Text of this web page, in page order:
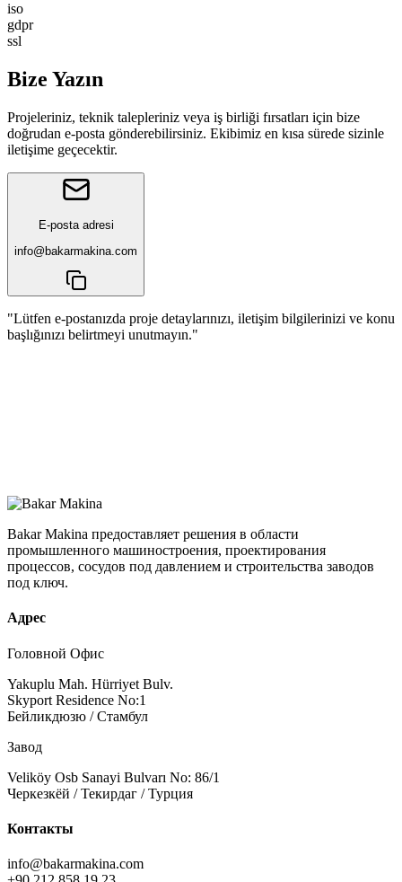
iso
gdpr
ssl
Bize Yazın
Projeleriniz, teknik talepleriniz veya iş birliği fırsatları için bize
doğrudan e-posta gönderebilirsiniz. Ekibimiz en kısa sürede sizinle
iletişime geçecektir.
E-posta adresi
info@bakarmakina.com
"Lütfen e-postanızda proje detaylarınızı, iletişim bilgilerinizi ve konu
başlığınızı belirtmeyi unutmayın."
Bakar Makina предоставляет решения в области
промышленного машиностроения, проектирования
процессов, сосудов под давлением и строительства заводов
под ключ.
Адрес
Головной Офис
Yakuplu Mah. Hürriyet Bulv.
Skyport Residence No:1
Бейликдюзю / Стамбул
Завод
Veliköy Osb Sanayi Bulvarı No: 86/1
Черкезкёй / Текирдаг / Турция
Контакты
info@bakarmakina.com